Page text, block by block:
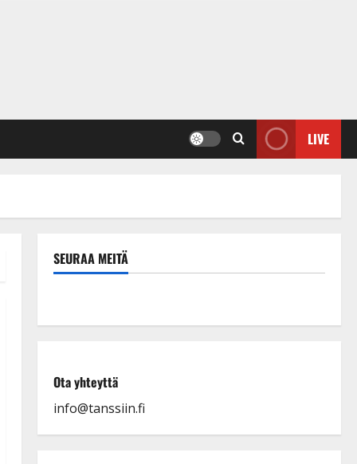
LIVE
SEURAA MEITÄ
Ota yhteyttä
info@tanssiin.fi